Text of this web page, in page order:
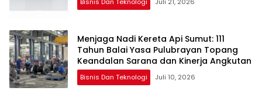
Menjaga Nadi Kereta Api Sumut: 111
Tahun Balai Yasa Pulubrayan Topang
Keandalan Sarana dan Kinerja Angkutan
Bisnis Dan Teknologi Juli 10, 2026